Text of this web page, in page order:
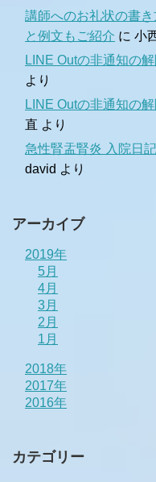
講師へのお礼状の書
と例文もご紹介 に 小
LINE Outの非通知の
より
LINE Outの非通知の
直 より
急性腎盂腎炎 入院日
david より
アーカイブ
2019年
5月
4月
3月
2月
1月
2018年
2017年
2016年
カテゴリー